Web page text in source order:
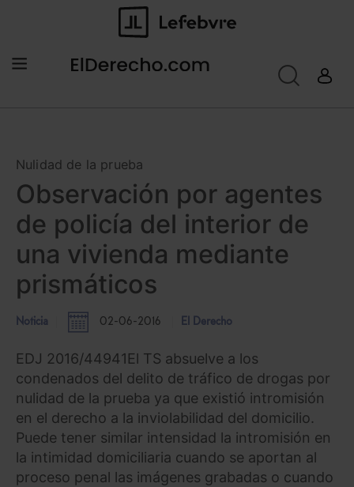
Nulidad de la prueba
Observación por agentes
de policía del interior de
una vivienda mediante
prismáticos
Noticia 02-06-2016 El Derecho
EDJ 2016/44941El TS absuelve a los
condenados del delito de tráfico de drogas por
nulidad de la prueba ya que existió intromisión
en el derecho a la inviolabilidad del domicilio.
Puede tener similar intensidad la intromisión en
la intimidad domiciliaria cuando se aportan al
proceso penal las imágenes grabadas o cuando